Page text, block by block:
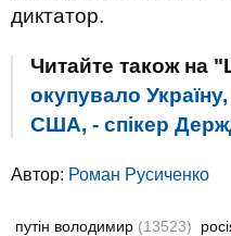
диктатор.
Читайте також на
окупувало
США, - спікер
Автор: Роман Русиченко
путін володимир (13523)